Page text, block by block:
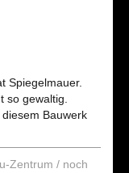
Spiegelmauer.
so gewaltig.
Bauwerk
Zentrum / noch